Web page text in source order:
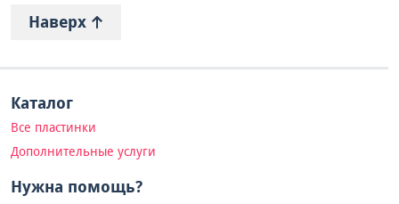
Наверх
Каталог
Все пластинки
Дополнительные услуги
Нужна помощь?